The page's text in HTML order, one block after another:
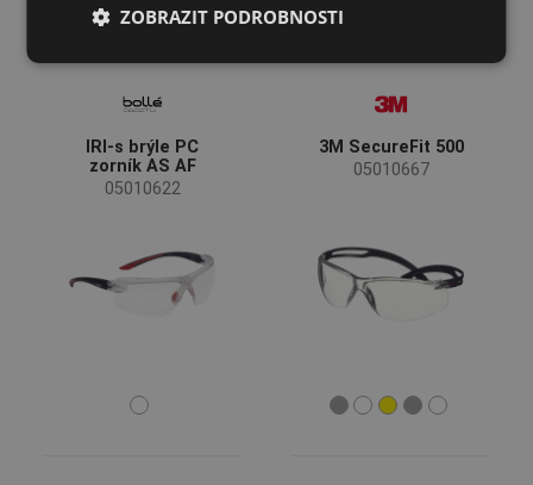
IRI-s brýle PC
zorník AS AF
05010622
3M SecureFit 500
05010667
ZOBRAZIT PODROBNOSTI